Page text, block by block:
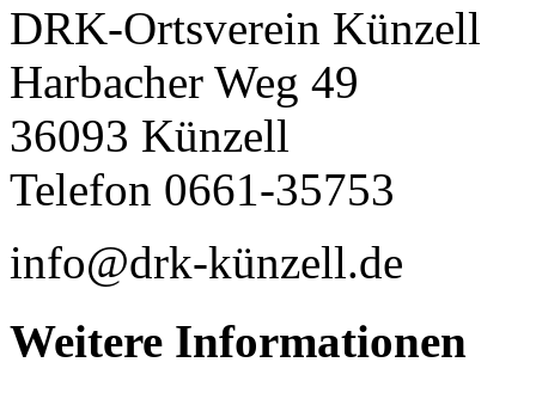
DRK-Ortsverein Künzell
Harbacher Weg 49
36093 Künzell
Telefon 0661-35753
info@drk-künzell.de
Weitere Informationen